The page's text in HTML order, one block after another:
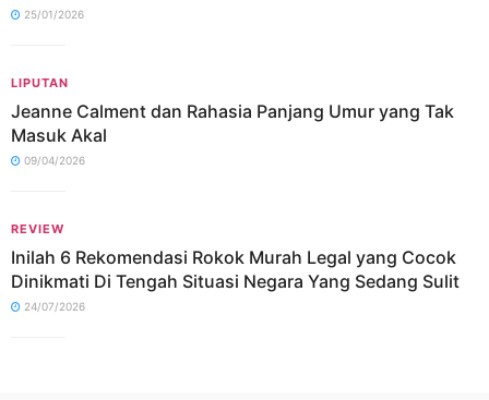
25/01/2026
LIPUTAN
Jeanne Calment dan Rahasia Panjang Umur yang Tak
Masuk Akal
09/04/2026
REVIEW
Inilah 6 Rekomendasi Rokok Murah Legal yang Cocok
Dinikmati Di Tengah Situasi Negara Yang Sedang Sulit
24/07/2026